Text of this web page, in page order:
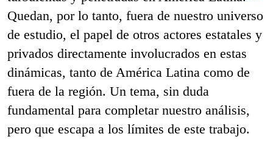
Quedan, por lo tanto, fuera de nuestro universo
de estudio, el papel de otros actores estatales y
privados directamente involucrados en estas
dinámicas, tanto de América Latina como de
fuera de la región. Un tema, sin duda
fundamental para completar nuestro análisis,
pero que escapa a los límites de este trabajo.